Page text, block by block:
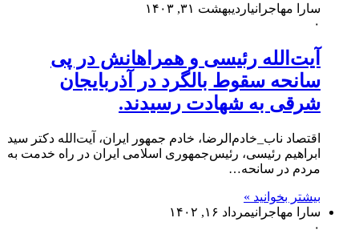
سارا مهاجرانیاردیبهشت ۳۱, ۱۴۰۳
۰
آیت‌الله رئیسی و همراهانش در پی
سانحه سقوط بالگرد در آذربایجان
شرقی به شهادت رسیدند.
اقتصاد ناب_خادم‌الرضا، خادم جمهور ایران، آیت‌الله دکتر سید
ابراهیم رئیسی، رئیس‌جمهوری اسلامی ایران در راه خدمت به
مردم در سانحه…
بیشتر بخوانید »
سارا مهاجرانیمرداد ۱۶, ۱۴۰۲
۰